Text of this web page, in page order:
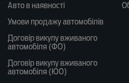
Авто в наявності
Умови продажу автомобілів
Договір викупу вживаного
автомобіля (ФО)
Договір викупу вживаного
автомобіля (ЮО)